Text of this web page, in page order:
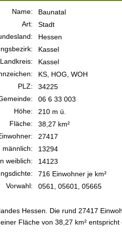
Name:
Baunatal
Art:
Stadt
Hessen
Kassel
Landkreis:
Kassel
KS, HOG, WOH
PLZ:
34225
06 6 33 003
Höhe:
210 m ü.
Fläche:
38,27 km²
27417
männlich:
13294
weiblich:
14123
716 Einwohner je km²
Vorwahl:
0561, 05601, 05665
Hessen. Die rund 27417
Fläche von 38,27 km² entspricht